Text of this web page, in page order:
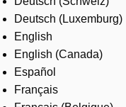
Contact us
Careers
Deutsch (Luxemburg)
English
English (Canada)
Español
Français